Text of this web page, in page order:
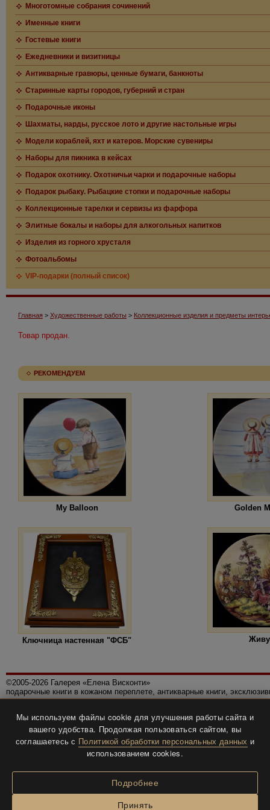
Многотомные собрания сочинений
Именные книги
Гостевые книги
Ежедневники и визитницы
Антикварные гравюры, ценные бумаги, банкноты
Старинные карты городов, губерний и стран
Подарочные иконы
Шахматы, нарды, русское лото и другие настольные игры
Модели кораблей, яхт и катеров. Морские сувениры
Наборы для пикника в кейсах
Подарок охотнику. Охотничьи чарки и подарочные наборы
Подарок рыбаку. Рыбацкие стопки и подарочные наборы
Коллекционные тарелки и сервизы из фарфора
Элитные бокалы и наборы для алкогольных напитков
Изделия из горного хрусталя
Фотоальбомы
VIP-подарки (полный список)
Главная > Художественные работы > Коллекционные изделия и предметы
Товар продан.
РЕКОМЕНДУЕМ
My Balloon Golden
Ключница настенная "ФСБ"
©2005-2026 Галерея «Елена Висконти»
подарочные книги в кожаном переплете, антикварные книги,
Политика конфиденциальности
Все права защищены.
Разработка и дизайнBTV-info.
Мы используем файлы cookie для улучшения работы сайта и
вашего удобства. Продолжая пользоваться сайтом, вы
соглашаетесь с Политикой обработки персональных данных и
использованием cookies.
Подробнее
Принять